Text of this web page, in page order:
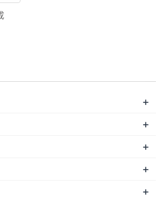
+
+
+
+
+